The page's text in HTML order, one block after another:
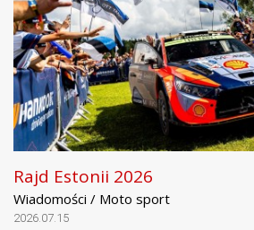
Rajd Estonii 2026
Wiadomości / Moto sport
2026.07.15